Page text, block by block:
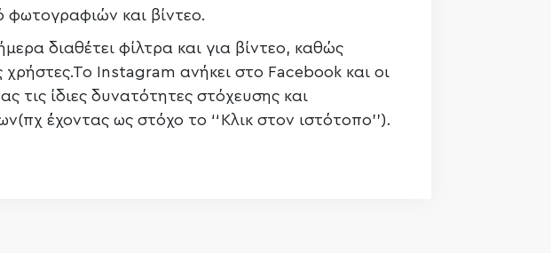
φωτογραφιών και βίντεο.
διαθέτει φίλτρα και για βίντεο, καθώς
Instagram ανήκει στο Facebook και οι
τις ίδιες δυνατότητες στόχευσης και
έχοντας ως στόχο το ‘‘Κλικ στον ιστότοπο’’).